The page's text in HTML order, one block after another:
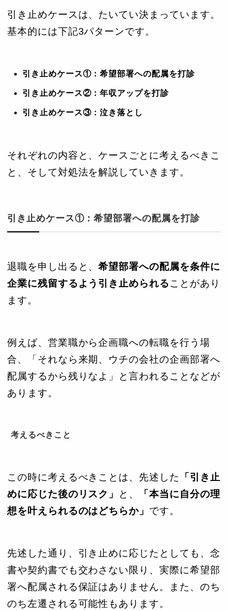
引き止めケースは、たいてい決まっています。
基本的には下記3パターンです。
引き止めケース①：希望部署への配属を打診
引き止めケース②：年収アップを打診
引き止めケース③：泣き落とし
それぞれの内容と、ケースごとに考えるべきこ
と、そして対処法を解説していきます。
引き止めケース①：希望部署への配属を打診
退職を申し出ると、希望部署への配属を条件に
企業に残留するよう引き止められることがあり
ます。
例えば、営業職から企画職への転職を行う場
合、「それなら来期、ウチの会社の企画部署へ
配属するから残りなよ」と言われることなどが
あります。
考えるべきこと
この時に考えるべきことは、先述した
「引き止
めに応じた後のリスク」
と、
「本当に自分の理
想を叶えられるのはどちらか」 です。
先述した通り、引き止めに応じたとしても、念
書や契約書でも交わさない限り、実際に希望部
署へ配属される保証はありません。また、のち
のち左遷される可能性もあります。